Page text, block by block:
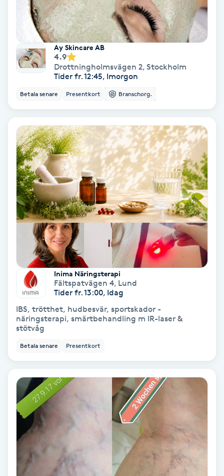
Fotmassage
Fotsvamp
Fotvård
Fransar
Fransborttagning
Fransfärgning
Fransförlängning
Fransförlängning Megavolym
Fransförlängning Volym
Fransk manikyr
Fransrengöring
Frekvensterapi
Friskvård
Friskvårdsmassage
Frisör
Funktionsanalys
Ay Skincare AB
4.9
Drottningholmsvägen 2, Stockholm
Tider fr. 12:45, Imorgon
Betala senare Presentkort Branschorg.
Inima Näringsterapi
Fältspatvägen 4, Lund
Tider fr. 13:00, Idag
IBS, trötthet, hudbesvär, sportskador -
näringsterapi, smärtbehandling m IR-laser &
stötvåg
Betala senare Presentkort